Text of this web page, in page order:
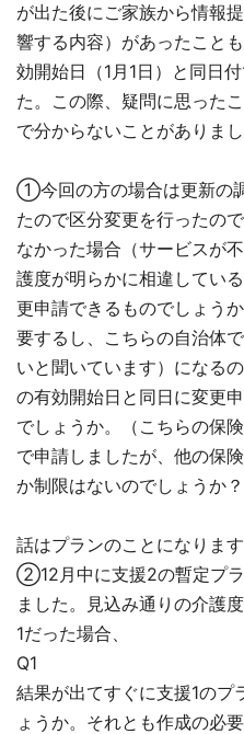
が出た後にご家族から情報
響する内容）があったこと
効開始日（1月1日）と同日
た。この際、疑問に思った
で分からないことがありま
①今回の方の場合は更新の
たので区分変更を行ったの
なかった場合（サービスが
護度が明らかに相違してい
更申請できるものでしょう
要するし、こちらの自治体
いと聞いています）になる
の有効開始日と同日に変更
でしょうか。（こちらの保
で申請しましたが、他の保
か制限はないのでしょうか？
話はプランのことになります
②12月中に支援2の暫定プ
ました。見込み通りの介護
1だった場合、
Q1
結果が出てすぐに支援1のプ
ょうか。それとも作成の必